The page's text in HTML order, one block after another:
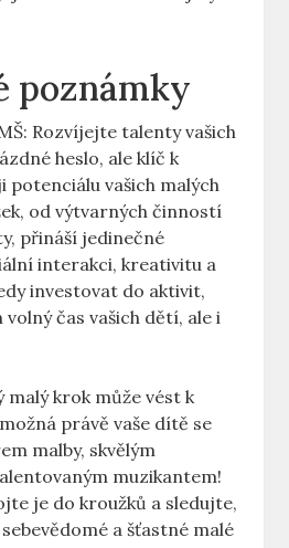
poznámky
Rozvíjejte talenty vašich
heslo, ale klíč k
potenciálu vašich malých
od výtvarných činností
přináší jedinečné
interakci, kreativitu a
investovat do aktivit,
čas vašich dětí, ale i
malý krok může vést k
právě vaše dítě se
malby, skvělým
muzikantem!
je do kroužků a sledujte,
a šťastné malé